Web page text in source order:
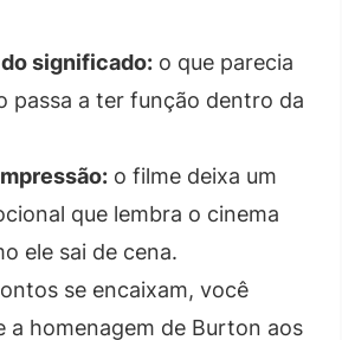
significado: o que parecia
passa a ter função dentro da
o filme deixa um
que lembra o cinema
ele sai de cena.
se encaixam, você
a homenagem de Burton aos